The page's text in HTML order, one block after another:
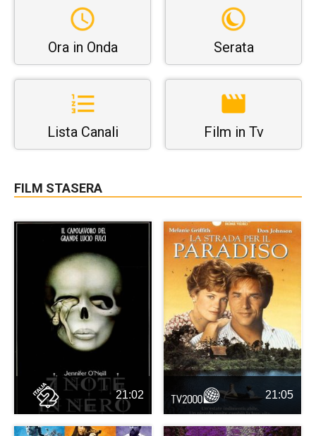
Ora in Onda Serata
Lista Canali Film in Tv
FILM STASERA
21:02 21:05